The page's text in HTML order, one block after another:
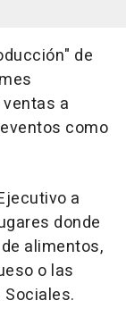
de
a
como
a
donde
alimentos,
o las